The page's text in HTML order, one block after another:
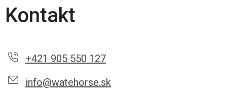
Kontakt
+421 905 550 127
info@watehorse.sk